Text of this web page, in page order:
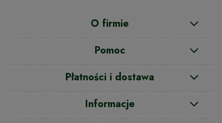
O firmie
Pomoc
Płatności i dostawa
Informacje